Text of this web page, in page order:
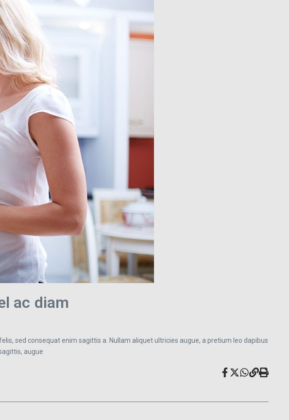
ac diam
sed consequat enim sagittis a. Nullam aliquet ultricies augue, a pretium leo dapibus
augue